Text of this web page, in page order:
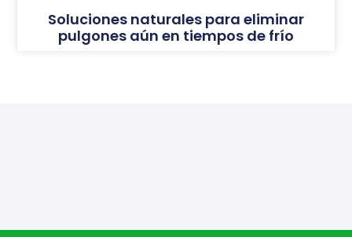
Soluciones naturales para eliminar
pulgones aún en tiempos de frío